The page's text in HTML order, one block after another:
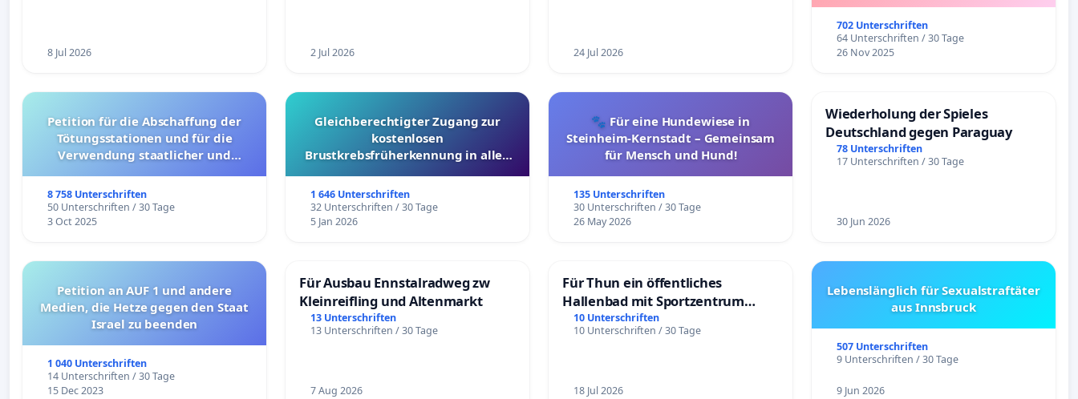
8 Jul 2026 2 Jul 2026 24 Jul 2026
Überprüfung und Alternativen
702 Unterschriften
64 Unterschriften / 30 Tage
26 Nov 2025
Petition für die Abschaffung der
Tötungsstationen und für die
Verwendung staatlicher und
8 758 Unterschriften
50 Unterschriften / 30 Tage
3 Oct 2025
Gleichberechtigter Zugang zur
kostenlosen
Brustkrebsfrüherkennung in allen
1 646 Unterschriften
32 Unterschriften / 30 Tage
5 Jan 2026
🐾 Für eine Hundewiese in
Steinheim-Kernstadt – Gemeinsam
für Mensch und Hund!
135 Unterschriften
30 Unterschriften / 30 Tage
26 May 2026
Wiederholung der Spieles
Deutschland gegen Paraguay
78 Unterschriften
17 Unterschriften / 30 Tage
30 Jun 2026
Petition an AUF 1 und andere
Medien, die Hetze gegen den Staat
Israel zu beenden
1 040 Unterschriften
14 Unterschriften / 30 Tage
15 Dec 2023
Für Ausbau Ennstalradweg zw
Kleinreifling und Altenmarkt
13 Unterschriften
13 Unterschriften / 30 Tage
7 Aug 2026
Für Thun ein öffentliches
Hallenbad mit Sportzentrum
schaffen
10 Unterschriften
10 Unterschriften / 30 Tage
18 Jul 2026
Lebenslänglich für Sexualstraftäter
aus Innsbruck
507 Unterschriften
9 Unterschriften / 30 Tage
9 Jun 2026